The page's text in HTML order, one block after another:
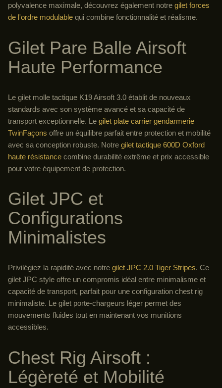
polyvalence maximale, découvrez également notre gilet forces
de l'ordre modulable qui combine fonctionnalité et réalisme.
Gilet Pare Balle Airsoft
Haute Performance
Le gilet molle tactique K19 Airsoft 3.0 établit de nouveaux
standards avec son système avancé et sa capacité de
transport exceptionnelle. Le gilet plate carrier gendarmerie
TwinFaçons offre un équilibre parfait entre protection et mobilité
avec sa conception robuste. Notre gilet tactique 600D Oxford
haute résistance combine durabilité extrême et prix accessible
pour votre équipement de protection.
Gilet JPC et
Configurations
Minimalistes
Privilégiez la rapidité avec notre gilet JPC 2.0 Tiger Stripes. Ce
gilet JPC style offre un compromis idéal entre minimalisme et
capacité de transport, parfait pour une configuration chest rig
minimaliste. Le gilet porte-chargeurs léger permet des
mouvements fluides tout en maintenant vos munitions
accessibles.
Chest Rig Airsoft :
Légèreté et Mobilité